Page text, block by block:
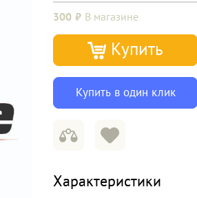
300 В магазине
Купить
Купить в один клик
Характеристики